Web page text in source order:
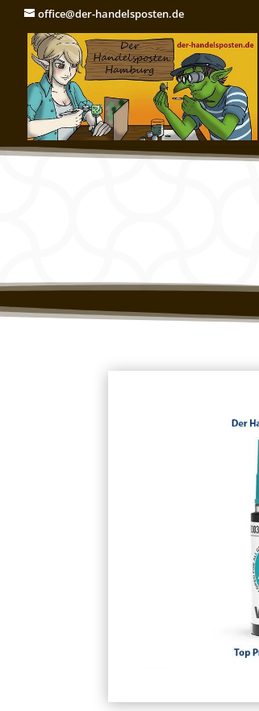
office@der-handelsposten.de